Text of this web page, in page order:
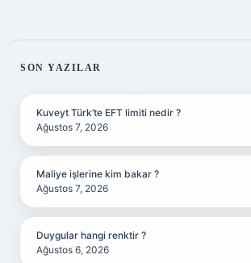
SIDEBAR
SON YAZILAR
Kuveyt Türk’te EFT limiti nedir ?
Ağustos 7, 2026
Maliye işlerine kim bakar ?
Ağustos 7, 2026
Duygular hangi renktir ?
Ağustos 6, 2026